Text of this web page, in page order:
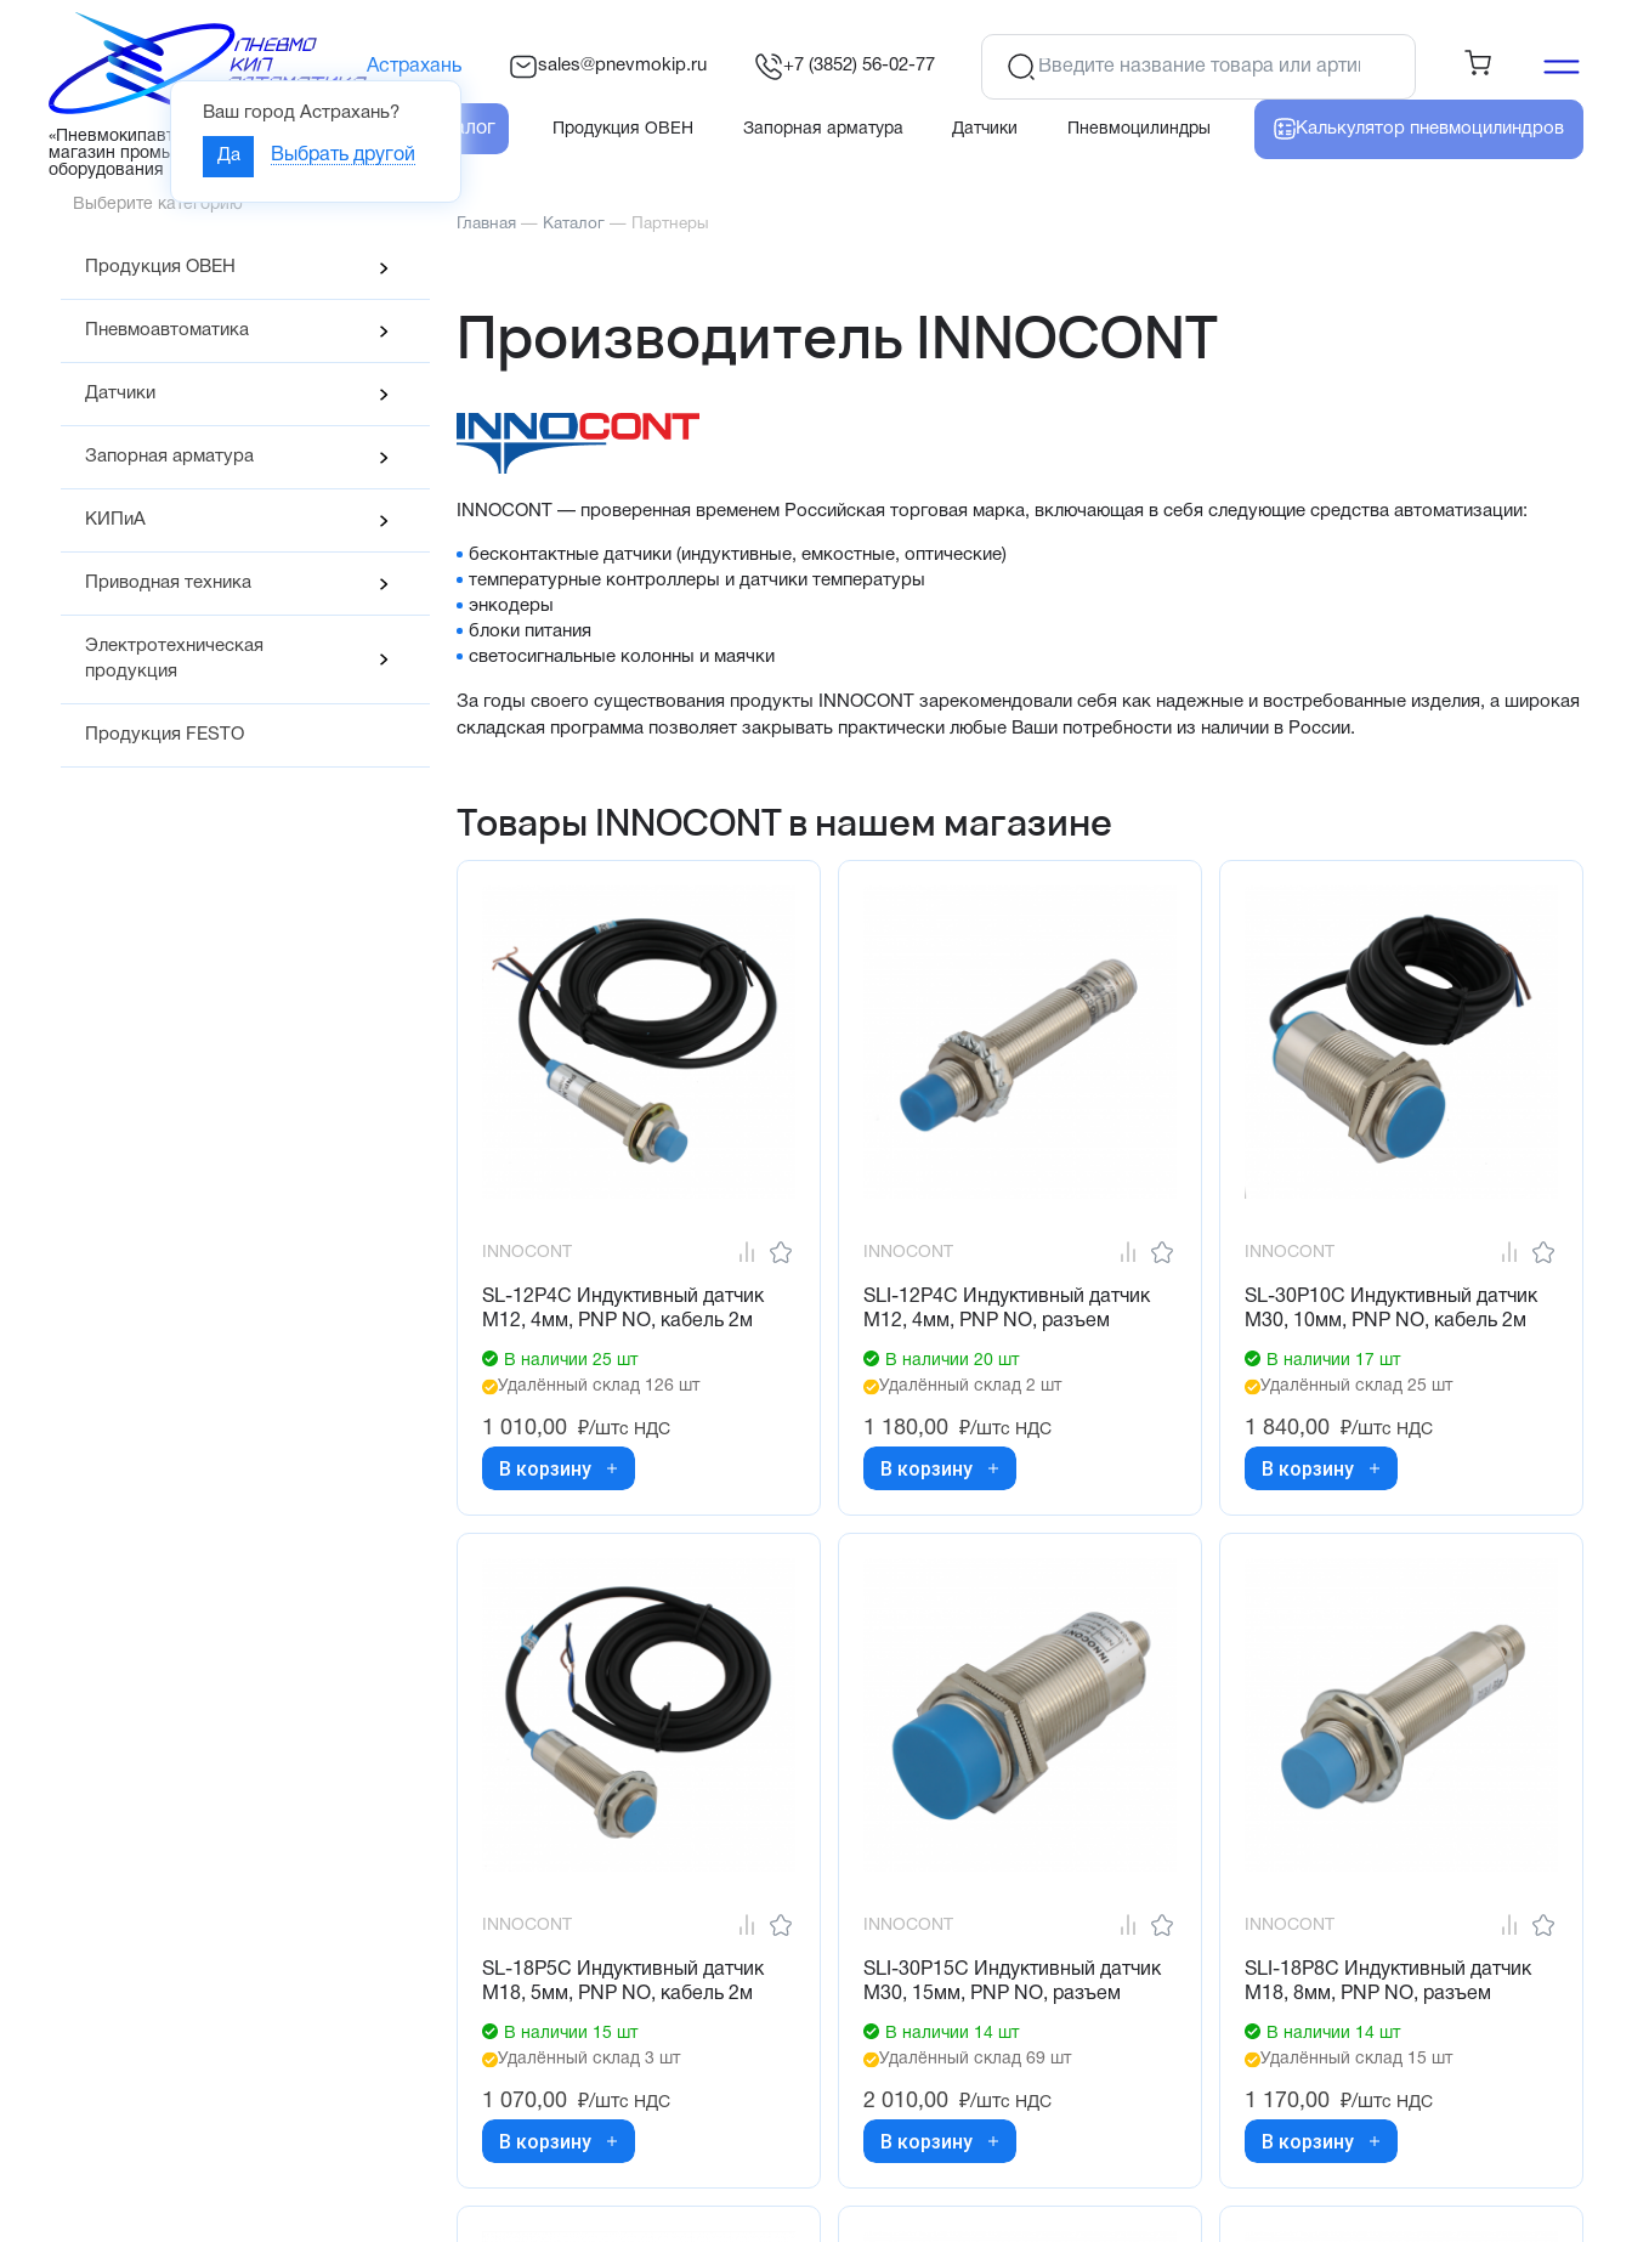
«Пневмокипавтоматика» – интернет-
магазин промышленного
оборудования
Астрахань
Ваш город Астрахань?
Да Выбрать другой
sales@pnevmokip.ru +7 (3852) 56-02-77
Каталог Продукция ОВЕН Запорная арматура Датчики Пневмоцилиндры Калькулятор пневмоцилиндров
Выберите категорию
Продукция ОВЕН
Пневмоавтоматика
Датчики
Запорная арматура
КИПиА
Приводная техника
Электротехническая
продукция
Продукция FESTO
Главная — Каталог — Партнеры
Производитель INNOCONT
INNOCONT — проверенная временем Российская торговая марка, включающая в себя следующие средства автоматизации:
бесконтактные датчики (индуктивные, емкостные, оптические)
температурные контроллеры и датчики температуры
энкодеры
блоки питания
светосигнальные колонны и маячки
За годы своего существования продукты INNOCONT зарекомендовали себя как надежные и востребованные изделия, а широкая
складская программа позволяет закрывать практически любые Ваши потребности из наличии в России.
Товары INNOCONT в нашем магазине
INNOCONT
SL-12P4C Индуктивный датчик
М12, 4мм, PNP NO, кабель 2м
В наличии 25 шт
Удалённый склад 126 шт
1 010,00 ₽/штс НДС
В корзину
INNOCONT
SLI-12P4C Индуктивный датчик
М12, 4мм, PNP NO, разъем
В наличии 20 шт
Удалённый склад 2 шт
1 180,00 ₽/штс НДС
В корзину
INNOCONT
SL-30P10C Индуктивный датчик
М30, 10мм, PNP NO, кабель 2м
В наличии 17 шт
Удалённый склад 25 шт
1 840,00 ₽/штс НДС
В корзину
INNOCONT
SL-18P5C Индуктивный датчик
М18, 5мм, PNP NO, кабель 2м
В наличии 15 шт
Удалённый склад 3 шт
1 070,00 ₽/штс НДС
В корзину
INNOCONT
SLI-30P15C Индуктивный датчик
М30, 15мм, PNP NO, разъем
В наличии 14 шт
Удалённый склад 69 шт
2 010,00 ₽/штс НДС
В корзину
INNOCONT
SLI-18P8C Индуктивный датчик
М18, 8мм, PNP NO, разъем
В наличии 14 шт
Удалённый склад 15 шт
1 170,00 ₽/штс НДС
В корзину